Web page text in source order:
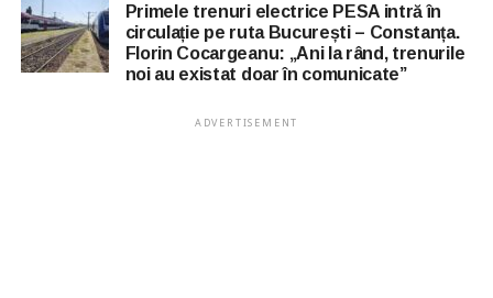
Primele trenuri electrice PESA intră în
circulație pe ruta București – Constanța.
Florin Cocargeanu: „Ani la rând, trenurile
noi au existat doar în comunicate”
ADVERTISEMENT